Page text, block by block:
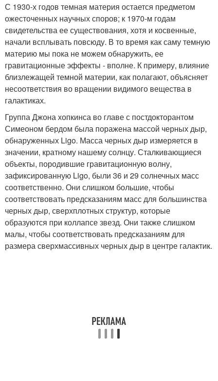
С 1930-х годов темная материя остается предметом
ожесточенных научных споров; к 1970-м годам
свидетельства ее существования, хотя и косвенные,
начали всплывать повсюду. В то время как саму темную
материю мы пока не можем обнаружить, ее
гравитационные эффекты - вполне. К примеру, влияние
близлежащей темной материи, как полагают, объясняет
несоответствия во вращении видимого вещества в
галактиках.
Группа Джона хопкинса во главе с постдокторантом
Симеоном бердом была поражена массой черных дыр,
обнаруженных Ligo. Масса черных дыр измеряется в
значении, кратному нашему солнцу. Сталкивающиеся
объекты, породившие гравитационную волну,
зафиксированную Ligo, были 36 и 29 солнечных масс
соответственно. Они слишком большие, чтобы
соответствовать предсказаниям масс для большинства
черных дыр, сверхплотных структур, которые
образуются при коллапсе звезд. Они также слишком
малы, чтобы соответствовать предсказаниям для
размера сверхмассивных черных дыр в центре галактик.